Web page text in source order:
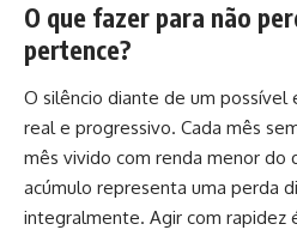
O que fazer para não
pertence?
O silêncio diante de um possível
real e progressivo. Cada mês
mês vivido com renda menor do
acúmulo representa uma perda
integralmente. Agir com rapidez